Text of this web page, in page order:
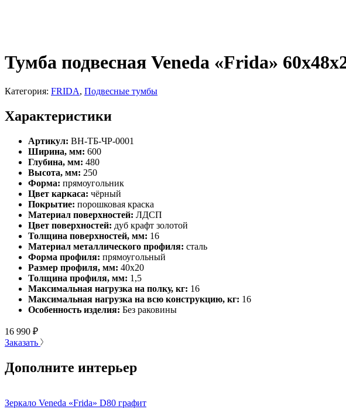
Тумба подвесная Veneda «Frida»
Категория: FRIDA, Подвесные тумбы
Характеристики
Артикул: ВН-ТБ-ЧР-0001
Ширина, мм: 600
Глубина, мм: 480
Высота, мм: 250
Форма: прямоугольник
Цвет каркаса: чёрный
Покрытие: порошковая краска
Материал поверхностей: ЛДСП
Цвет поверхностей: дуб крафт золотой
Толщина поверхностей, мм: 16
Материал металлического профиля: сталь
Форма профиля: прямоугольный
Размер профиля, мм: 40х20
Толщина профиля, мм: 1,5
Максимальная нагрузка на полку, кг: 16
Максимальная нагрузка на всю конструкцию, кг: 16
Особенность изделия: Без раковины
16 990 ₽
Заказать
Дополните интерьер
Зеркало Veneda «Frida» D80 графит